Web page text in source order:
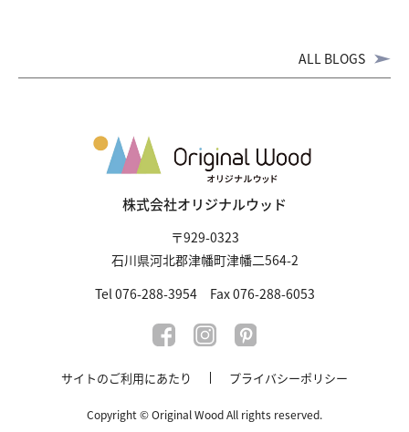
ALL BLOGS
株式会社オリジナルウッド
〒929-0323
石川県河北郡津幡町津幡二564-2
Tel 076-288-3954 Fax 076-288-6053
サイトのご利用にあたり プライバシーポリシー
Copyright © Original Wood All rights reserved.